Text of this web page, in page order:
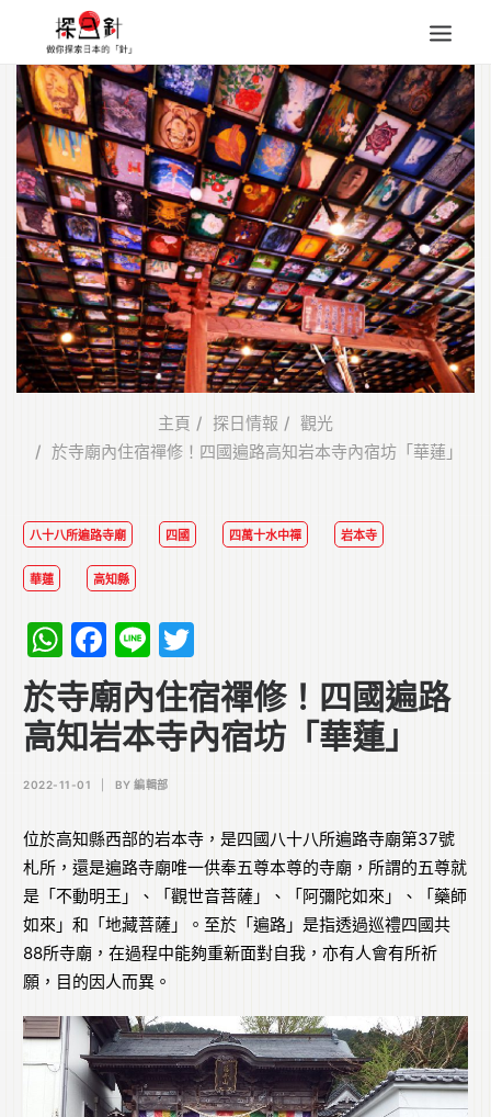
東北
四國
中部
人氣目的地
本地情報
東瀛特集
旅遊商品
Search
for:
主頁
探日情報
觀光
於寺廟內住宿禪修！四國遍路高知岩本寺內宿坊「華蓮」
八十八所遍路寺廟 四國 四萬十水中禪 岩本寺
華蓮 高知縣
WhatsApp
Facebook
Line
於寺廟內住宿禪修！四國遍路
高知岩本寺內宿坊「華蓮」
2022-11-01 BY 編輯部
位於高知縣西部的岩本寺，是四國八十八所遍路寺廟第37號
札所，還是遍路寺廟唯一供奉五尊本尊的寺廟，所謂的五尊就
是「不動明王」、「觀世音菩薩」、「阿彌陀如來」、「藥師
如來」和「地藏菩薩」。至於「遍路」是指透過巡禮四國共
88所寺廟，在過程中能夠重新面對自我，亦有人會有所祈
願，目的因人而異。